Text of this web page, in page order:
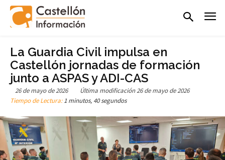
La Guardia Civil impulsa en
Castellón jornadas de formación
junto a ASPAS y ADI-CAS
26 de mayo de 2026 Última modificación26 de mayo de 2026
Tiempo de Lectura:1 minutos, 40 segundos